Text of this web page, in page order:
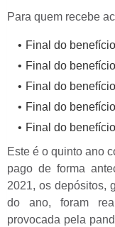
Para quem recebe
Final do
Final do
Final do
Final do
Final do
Este é o quinto ano
pago de forma
2021, os depósitos,
do ano, foram
provocada pela